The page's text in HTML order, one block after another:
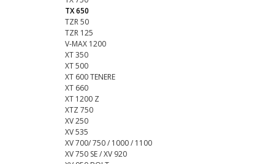
TX 650
TZR 50
TZR 125
V-MAX 1200
XT 350
XT 500
XT 600 TENERE
XT 660
XT 1200 Z
XTZ 750
XV 250
XV 535
XV 700/ 750 / 1000 / 1100
XV 750 SE / XV 920